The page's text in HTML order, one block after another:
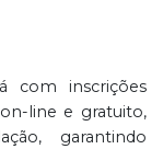
com inscrições
line e gratuito,
garantindo